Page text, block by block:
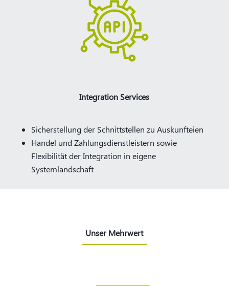
Integration Services
Sicherstellung der Schnittstellen zu Auskunfteien
Handel und Zahlungsdienstleistern sowie
Flexibilität der Integration in eigene
Systemlandschaft
Unser Mehrwert